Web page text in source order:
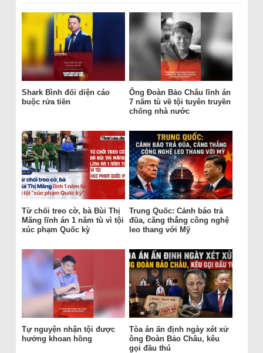
Shark Bình đối diện cáo
buộc rửa tiền
Ông Đoàn Bảo Châu lĩnh án
7 năm tù về tội tuyên truyền
chống nhà nước
Từ chối treo cờ, bà Bùi Thị
Măng lĩnh án 1 năm tù vì tội
xúc phạm Quốc kỳ
Trung Quốc: Cảnh báo trả
đũa, căng thẳng công nghệ
leo thang với Mỹ
Tự nguyện nhận tội được
hưởng khoan hồng
Tòa án ấn định ngày xét xử
ông Đoàn Bảo Châu, kêu
gọi đầu thú